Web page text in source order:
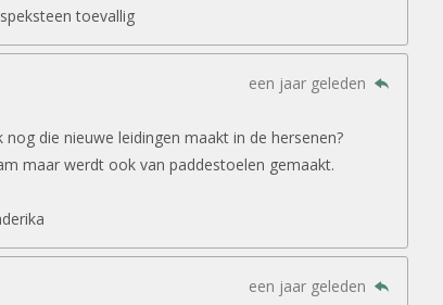
toevallig
een jaar geleden
die nieuwe leidingen maakt in de hersenen?
maar werdt ook van paddestoelen gemaakt.
een jaar geleden